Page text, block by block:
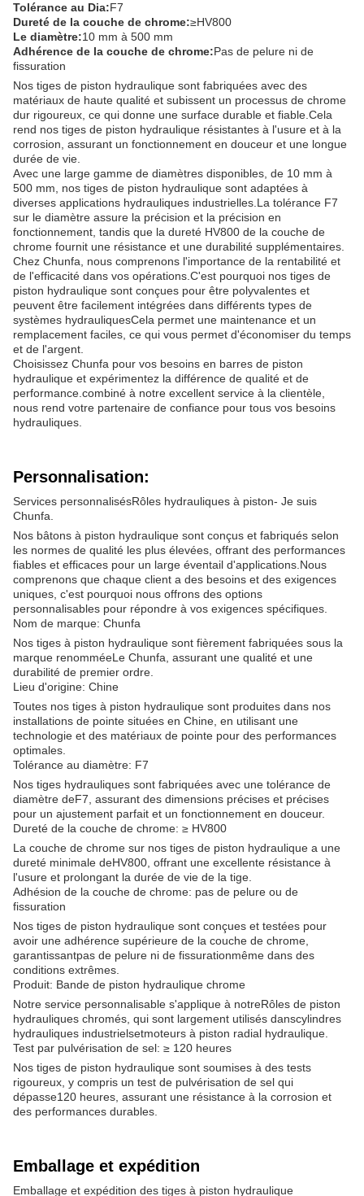
Tolérance au Dia:F7
Dureté de la couche de chrome:≥HV800
Le diamètre:10 mm à 500 mm
Adhérence de la couche de chrome:Pas de pelure ni de
fissuration
Nos tiges de piston hydraulique sont fabriquées avec des
matériaux de haute qualité et subissent un processus de chrome
dur rigoureux, ce qui donne une surface durable et fiable.Cela
rend nos tiges de piston hydraulique résistantes à l'usure et à la
corrosion, assurant un fonctionnement en douceur et une longue
durée de vie.
Avec une large gamme de diamètres disponibles, de 10 mm à
500 mm, nos tiges de piston hydraulique sont adaptées à
diverses applications hydrauliques industrielles.La tolérance F7
sur le diamètre assure la précision et la précision en
fonctionnement, tandis que la dureté HV800 de la couche de
chrome fournit une résistance et une durabilité supplémentaires.
Chez Chunfa, nous comprenons l'importance de la rentabilité et
de l'efficacité dans vos opérations.C'est pourquoi nos tiges de
piston hydraulique sont conçues pour être polyvalentes et
peuvent être facilement intégrées dans différents types de
systèmes hydrauliquesCela permet une maintenance et un
remplacement faciles, ce qui vous permet d'économiser du temps
et de l'argent.
Choisissez Chunfa pour vos besoins en barres de piston
hydraulique et expérimentez la différence de qualité et de
performance.combiné à notre excellent service à la clientèle,
nous rend votre partenaire de confiance pour tous vos besoins
hydrauliques.
Personnalisation:
Services personnalisésRôles hydrauliques à piston- Je suis
Chunfa.
Nos bâtons à piston hydraulique sont conçus et fabriqués selon
les normes de qualité les plus élevées, offrant des performances
fiables et efficaces pour un large éventail d'applications.Nous
comprenons que chaque client a des besoins et des exigences
uniques, c'est pourquoi nous offrons des options
personnalisables pour répondre à vos exigences spécifiques.
Nom de marque: Chunfa
Nos tiges à piston hydraulique sont fièrement fabriquées sous la
marque renomméeLe Chunfa , assurant une qualité et une
durabilité de premier ordre.
Lieu d'origine: Chine
Toutes nos tiges à piston hydraulique sont produites dans nos
installations de pointe situées en Chine, en utilisant une
technologie et des matériaux de pointe pour des performances
optimales.
Tolérance au diamètre: F7
Nos tiges hydrauliques sont fabriquées avec une tolérance de
diamètre deF7 , assurant des dimensions précises et précises
pour un ajustement parfait et un fonctionnement en douceur.
Dureté de la couche de chrome: ≥ HV800
La couche de chrome sur nos tiges de piston hydraulique a une
dureté minimale deHV800 , offrant une excellente résistance à
l'usure et prolongant la durée de vie de la tige.
Adhésion de la couche de chrome: pas de pelure ou de
fissuration
Nos tiges de piston hydraulique sont conçues et testées pour
avoir une adhérence supérieure de la couche de chrome,
garantissantpas de pelure ni de fissurationmême dans des
conditions extrêmes.
Produit: Bande de piston hydraulique chrome
Notre service personnalisable s'applique à notreRôles de piston
hydrauliques chromés , qui sont largement utilisés danscylindres
hydrauliques industrielsetmoteurs à piston radial hydraulique
Test par pulvérisation de sel: ≥ 120 heures
Nos tiges de piston hydraulique sont soumises à des tests
rigoureux, y compris un test de pulvérisation de sel qui
dépasse120 heures , assurant une résistance à la corrosion et
des performances durables.
Emballage et expédition
Emballage et expédition des tiges à piston hydraulique